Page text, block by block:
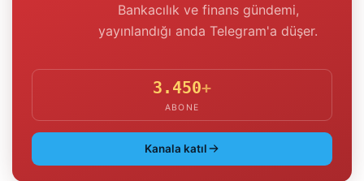
Bankacılık ve finans gündemi,
yayınlandığı anda Telegram'a düşer.
3.450+
ABONE
Kanala katıl